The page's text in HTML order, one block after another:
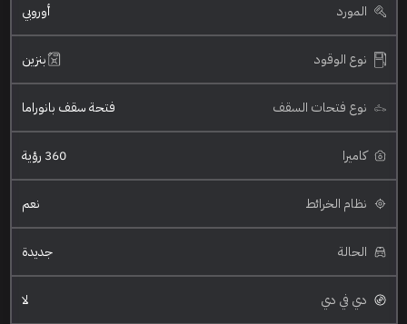
المورد أوروبي
نوع الوقود بنزين
نوع فتحات السقف فتحة سقف بانوراما
كاميرا 360 رؤية
نظام الخرائط نعم
الحالة جديدة
دي في دي لا